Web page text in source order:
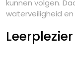
kunnen volgen.
waterveiligheid